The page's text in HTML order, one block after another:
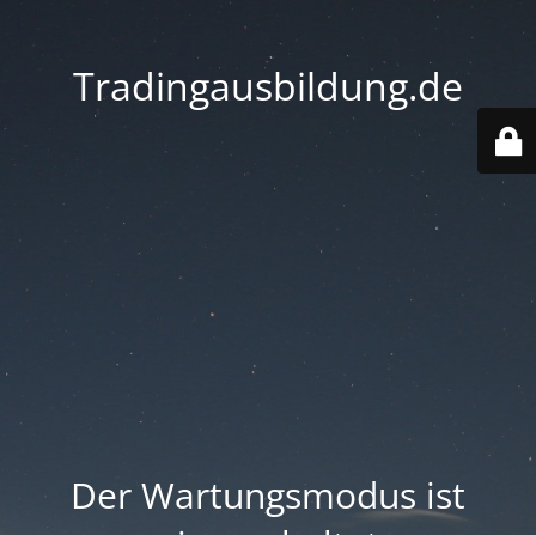
Tradingausbildung.de
Der Wartungsmodus ist